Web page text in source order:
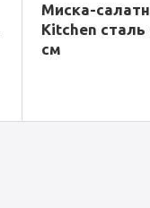
Миска-
Kitchen сталь
см